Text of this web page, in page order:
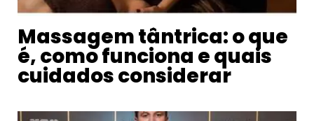
Massagem tântrica: o que
é, como funciona e quais
cuidados considerar